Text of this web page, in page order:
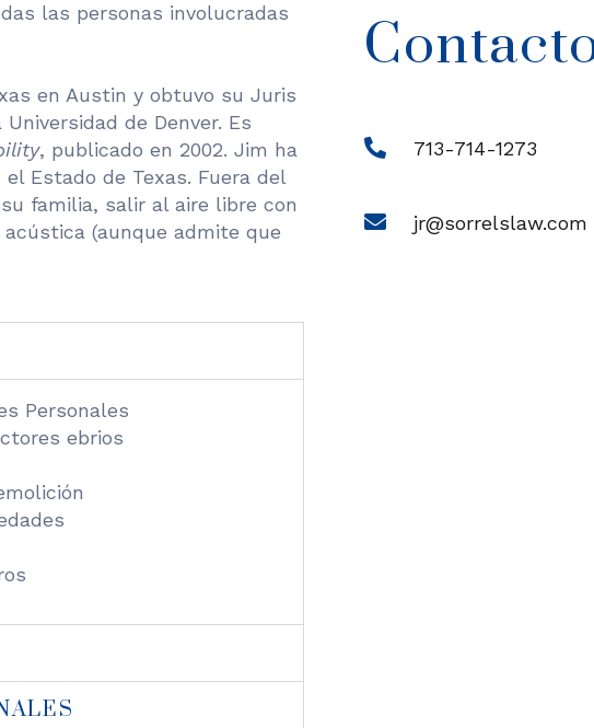
las personas involucradas
en Austin y obtuvo su Juris
de Denver. Es
, publicado en 2002. Jim ha
Estado de Texas. Fuera del
familia, salir al aire libre con
(aunque admite que
Personales
ebrios
713-714-1273
jr@sorrelslaw.com